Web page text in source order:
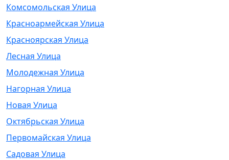
Комсомольская Улица
Красноармейская Улица
Красноярская Улица
Лесная Улица
Молодежная Улица
Нагорная Улица
Новая Улица
Октябрьская Улица
Первомайская Улица
Садовая Улица